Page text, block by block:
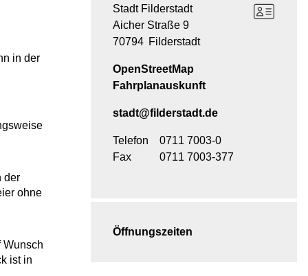
in der
der
ohne
Wunsch
ist in
Stadt Filderstadt
Aicher Straße 9
70794 Filderstadt
OpenStreetMap
Fahrplanauskunft
stadt@filderstadt.de
Telefon
0711 7003-0
Fax
0711 7003-377
Öffnungszeiten